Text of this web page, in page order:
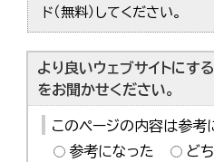
ド（無料）してください。
より良いウェブサイトにす
をお聞かせください。
このページの内容は参考
参考になった
ど